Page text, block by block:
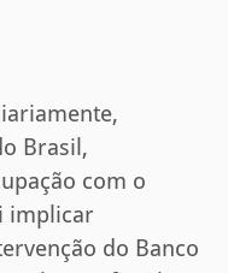
Brasil,
com o
implicar
do Banco